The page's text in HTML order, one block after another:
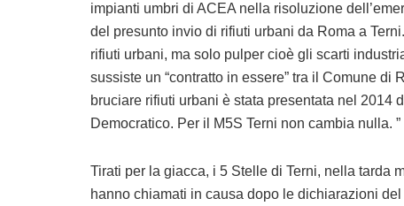
impianti umbri di ACEA nella risoluzione
del presunto invio di rifiuti urbani da Roma a
rifiuti urbani, ma solo pulper cioè gli scarti
sussiste un “contratto in essere” tra il Comune di
bruciare rifiuti urbani è stata presentata nel 2014
Democratico. Per il M5S Terni non cambia nulla. ”
Tirati per la giacca, i 5 Stelle di Terni, nella tarda
hanno chiamati in causa dopo le dichiarazioni